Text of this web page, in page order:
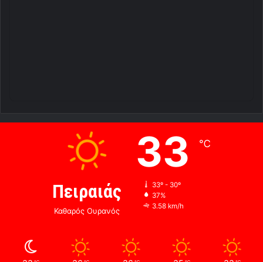
Πειραιάς
Καθαρός Ουρανός
33 ℃
33º - 30º
37%
3.58 km/h